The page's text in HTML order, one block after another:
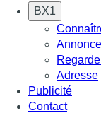
BX1
Adresse
Publicité
Contact